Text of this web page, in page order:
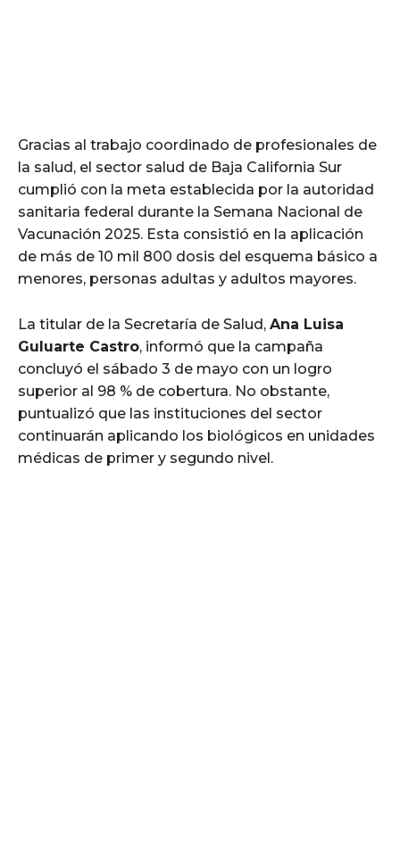
Gracias al trabajo coordinado de profesionales de
la salud, el sector salud de Baja California Sur
cumplió con la meta establecida por la autoridad
sanitaria federal durante la Semana Nacional de
Vacunación 2025. Esta consistió en la aplicación
de más de 10 mil 800 dosis del esquema básico a
menores, personas adultas y adultos mayores.
La titular de la Secretaría de Salud, Ana Luisa
Guluarte Castro, informó que la campaña
concluyó el sábado 3 de mayo con un logro
superior al 98 % de cobertura. No obstante,
puntualizó que las instituciones del sector
continuarán aplicando los biológicos en unidades
médicas de primer y segundo nivel.